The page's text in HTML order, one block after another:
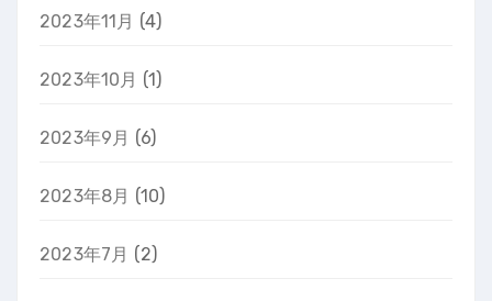
2023年11月 (4)
2023年10月 (1)
2023年9月 (6)
2023年8月 (10)
2023年7月 (2)